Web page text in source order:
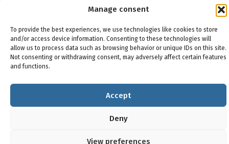
Manage consent
To provide the best experiences, we use technologies like cookies to store
and/or access device information. Consenting to these technologies will
allow us to process data such as browsing behavior or unique IDs on this site.
Not consenting or withdrawing consent, may adversely affect certain features
and functions.
Accept
Deny
View preferences